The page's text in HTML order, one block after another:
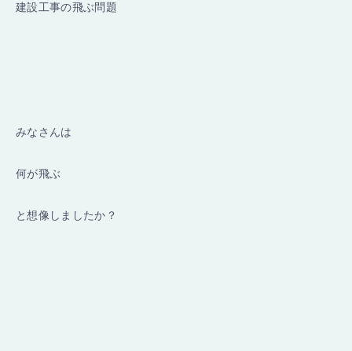
建設工事の飛ぶ問題
みなさんは
何が飛ぶ
と想像しましたか？